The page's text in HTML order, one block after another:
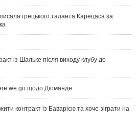
грецького таланта Карецаса за
із Шальке після виходу клубу до
we go щодо Діоманде
контракт із Баварією та хоче зіграти на